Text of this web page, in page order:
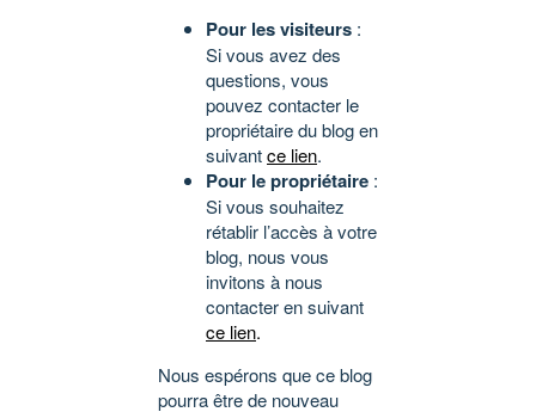
Pour les visiteurs :
Si vous avez des
questions, vous
pouvez contacter le
propriétaire du blog en
suivantce lien.
Pour le propriétaire :
Si vous souhaitez
rétablir l’accès à votre
blog, nous vous
invitons à nous
contacter en suivant
ce lien.
Nous espérons que ce blog
pourra être de nouveau